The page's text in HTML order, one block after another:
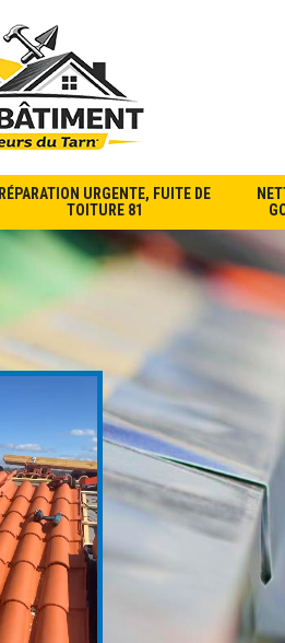
RÉPARATION URGENTE, FUITE DE
TOITURE 81